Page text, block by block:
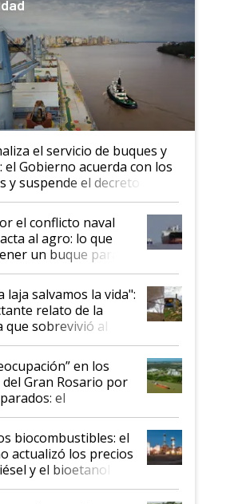
el servicio de buques y
el Gobierno acuerda con los
y suspende el decreto de
el conflicto naval
al agro: lo que
un buque parado
de que Argentina
"país sucio"
laja salvamos la vida":
relato de la
que sobrevivió al
en los
Gran Rosario por
el
de las
en tensión tras
de fuerza de los
biocombustibles: el
actualizó los precios
y el bioetanol